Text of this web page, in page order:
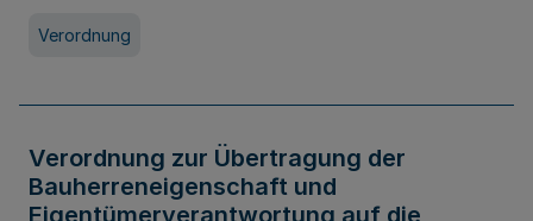
Verordnung
Verordnung zur Übertragung der
Bauherreneigenschaft und
Eigentümerverantwortung auf die